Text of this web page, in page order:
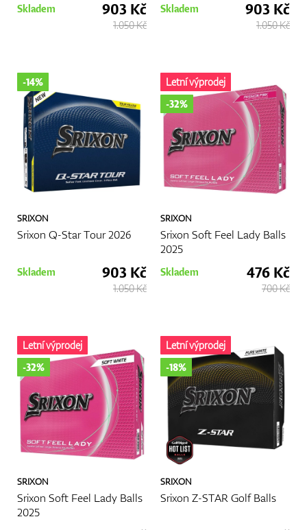
Skladem 903 Kč
1.050 Kč
Skladem 903 Kč
1.050 Kč
SRIXON
Srixon Q-Star Tour 2026
-14%
Skladem 903 Kč
1.050 Kč
SRIXON
Srixon Soft Feel Lady Balls
2025
Letní výprodej
-32%
Skladem 476 Kč
700 Kč
SRIXON
Srixon Soft Feel Lady Balls
2025
Letní výprodej
-32%
SRIXON
Srixon Z-STAR Golf Balls
Letní výprodej
-18%